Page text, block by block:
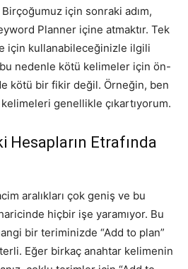
için sonraki adım,
Planner içine atmaktır. Tek
için kullanabileceğinizle ilgili
bu nedenle kötü kelimeler için ön-
kötü bir fikir değil. Örneğin, ben
genellikle çıkartıyorum.
Hesapların Etrafında
aralıkları çok geniş ve bu
hiçbir işe yaramıyor. Bu
bir teriminizde “Add to plan”
Eğer birkaç anahtar kelimenin